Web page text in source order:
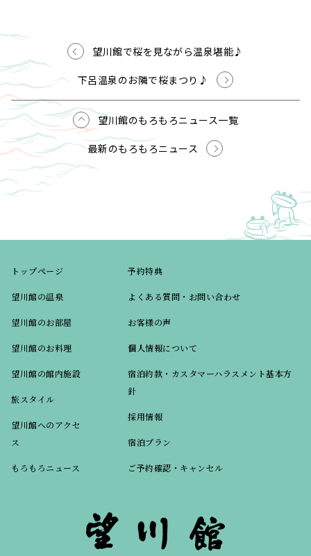
望川館で桜を見ながら温泉堪能♪
下呂温泉のお隣で桜まつり♪
望川館のもろもろニュース一覧
最新のもろもろニュース
トップページ
望川館の温泉
望川館のお部屋
望川館のお料理
望川館の館内施設
旅スタイル
望川館へのアクセ
ス
もろもろニュース
予約特典
よくある質問・お問い合わせ
お客様の声
個人情報について
宿泊約款・カスタマーハラスメント基本方
針
採用情報
宿泊プラン
ご予約確認・キャンセル